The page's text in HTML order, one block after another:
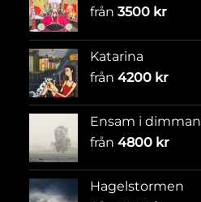
från 3500 kr
Katarina
från 4200 kr
Ensam i dimman
från 4800 kr
Hagelstormen